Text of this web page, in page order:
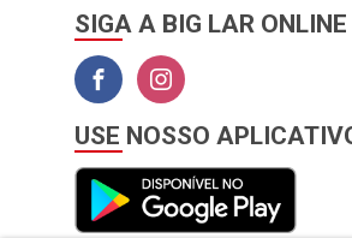
COLGATE (1)
COMEP (1)
CORTAG (1)
COZIMAX (63)
SIGA A BIG LAR ONLINE
USE NOSSO